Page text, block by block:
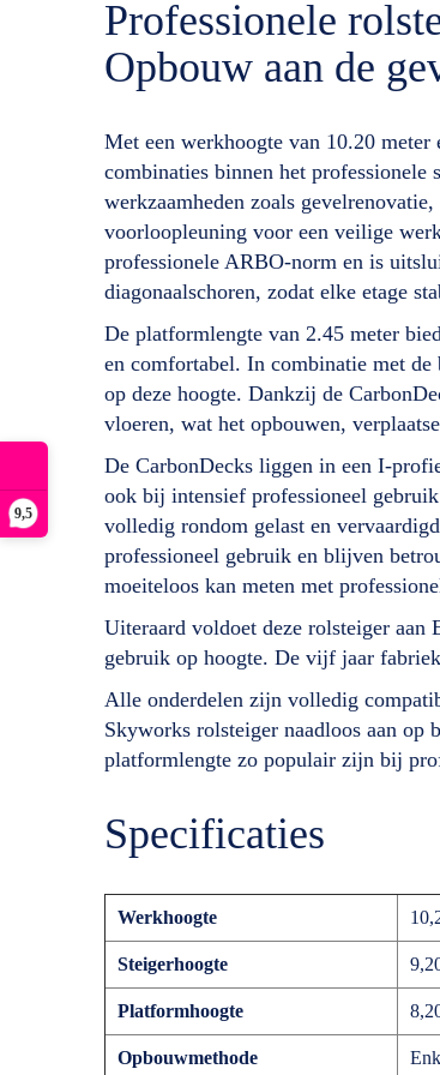
9,5
Professionele
Opbouw aan de
Met een werkhoogte van 10.20 meter
combinaties binnen het
werkzaamheden zoals
voorloopleuning voor een veilige
professionele ARBO-norm en is
diagonaalschoren, zodat elke etage
De platformlengte van 2.45 meter
en comfortabel. In combinatie met
op deze hoogte. Dankzij de
vloeren, wat het opbouwen,
De CarbonDecks liggen in een I-
ook bij intensief professioneel
volledig rondom gelast en
professioneel gebruik en blijven
moeiteloos kan meten met
Uiteraard voldoet deze rolsteiger aan
gebruik op hoogte. De vijf jaar
Alle onderdelen zijn volledig
Skyworks rolsteiger naadloos aan op
platformlengte zo populair zijn bij
Specificaties
Werkhoogte
Steigerhoogte
Platformhoogte
Opbouwmethode